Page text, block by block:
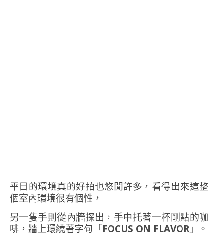
平日的環境真的好拍也悠閒許多，看得出來這整
個室內環境很有個性，
另一隻手則從內牆探出，手中托著一杯剛點的咖
啡，牆上環繞著字句「FOCUS ON FLAVOR」。